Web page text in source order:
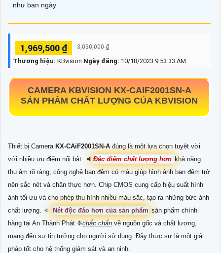
như ban ngày
1,969,500 ₫ 3,030,000 ₫
Thương hiệu: KBvision Ngày đăng: 10/18/2023 9:53:33 AM
CAMERA KBVISION KX-CAIF2001SN-A
SẢN PHẨM CHẤT LƯỢNG CỦA KBVISION
Thiết bị Camera KX-CAiF2001SN-A đúng là một lựa chọn tuyệt vời
với nhiều ưu điểm nổi bật. 🔈 Đặc điểm chất lượng hơn khả năng
thu âm rõ ràng, công nghệ ban đêm có màu giúp hình ảnh ban đêm trở
nên sắc nét và chân thực hơn. Chip CMOS cung cấp hiệu suất hình
ảnh tối ưu và cho phép thu hình nhiều màu sắc, tạo ra những bức ảnh
chất lượng. 🔅 Nét độc đáo hơn của sản phẩm sản phẩm chính
hãng tại An Thành Phát ❈chắc chắnvề nguồn gốc và chất lượng,
mang đến sự tin tưởng cho người sử dụng. Đây thực sự là một giải
pháp tốt cho hệ thống giám sát và an ninh.